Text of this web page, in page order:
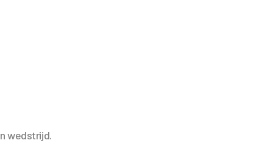
wedstrijd.